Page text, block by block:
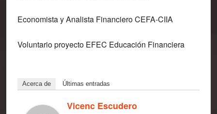
Economista y Analista Financiero CEFA-CIIA
Voluntario proyecto EFEC Educación Financiera
Acerca de Últimas entradas
Vicenc Escudero